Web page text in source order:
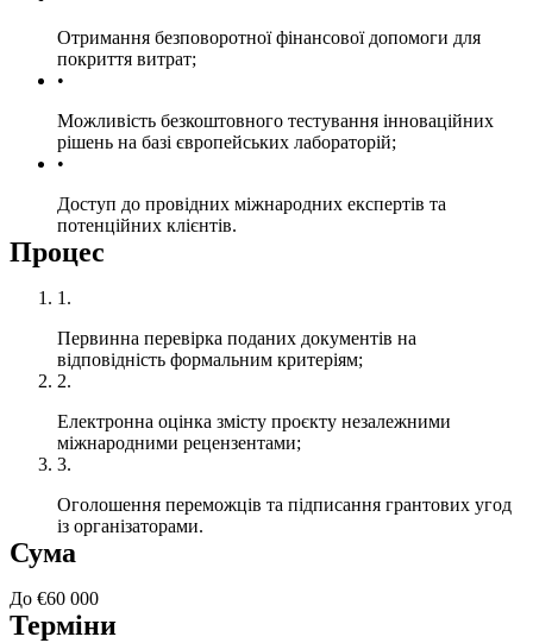
Отримання безповоротної фінансової допомоги для
покриття витрат;
Можливість безкоштовного тестування інноваційних
рішень на базі європейських лабораторій;
Доступ до провідних міжнародних експертів та
потенційних клієнтів.
Процес
Первинна перевірка поданих документів на
відповідність формальним критеріям;
Електронна оцінка змісту проєкту незалежними
міжнародними рецензентами;
Оголошення переможців та підписання грантових угод
із організаторами.
Сума
До €60 000
Терміни